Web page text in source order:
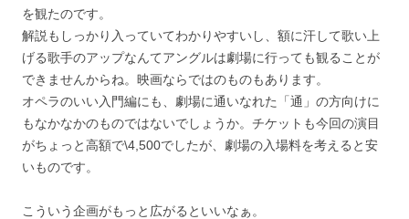
を観たのです。
解説もしっかり入っていてわかりやすいし、額に汗して歌い上
げる歌手のアップなんてアングルは劇場に行っても観ることが
できませんからね。映画ならではのものもあります。
オペラのいい入門編にも、劇場に通いなれた「通」の方向けに
もなかなかのものではないでしょうか。チケットも今回の演目
がちょっと高額で\4,500でしたが、劇場の入場料を考えると安
いものです。
こういう企画がもっと広がるといいなぁ。